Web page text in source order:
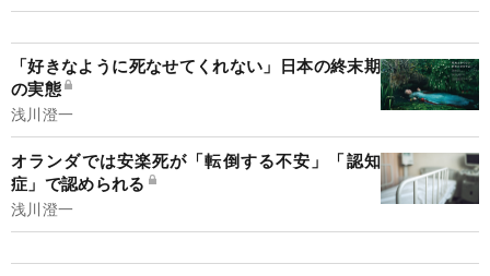
「好きなように死なせてくれない」日本の終末期
の実態
浅川澄一
オランダでは安楽死が「転倒する不安」「認知
症」で認められる
浅川澄一